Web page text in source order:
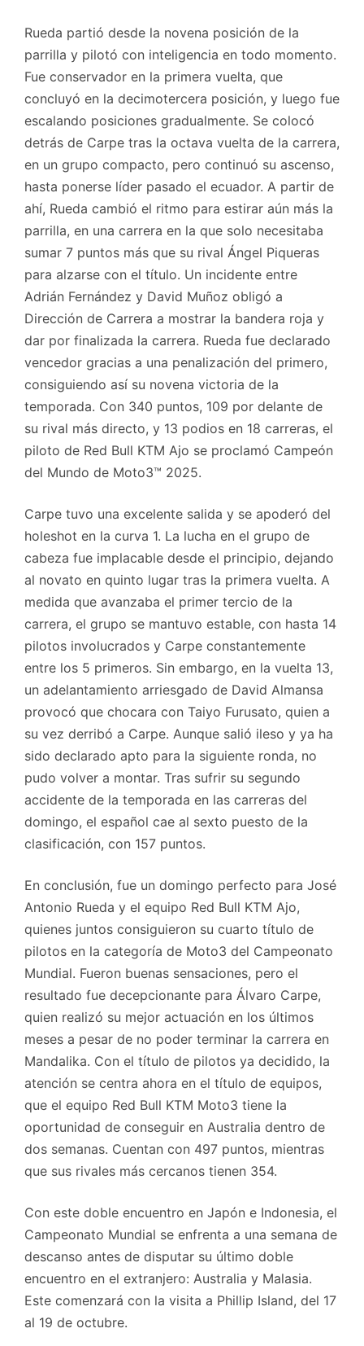
Rueda partió desde la novena posición de la
parrilla y pilotó con inteligencia en todo momento.
Fue conservador en la primera vuelta, que
concluyó en la decimotercera posición, y luego fue
escalando posiciones gradualmente. Se colocó
detrás de Carpe tras la octava vuelta de la carrera,
en un grupo compacto, pero continuó su ascenso,
hasta ponerse líder pasado el ecuador. A partir de
ahí, Rueda cambió el ritmo para estirar aún más la
parrilla, en una carrera en la que solo necesitaba
sumar 7 puntos más que su rival Ángel Piqueras
para alzarse con el título. Un incidente entre
Adrián Fernández y David Muñoz obligó a
Dirección de Carrera a mostrar la bandera roja y
dar por finalizada la carrera. Rueda fue declarado
vencedor gracias a una penalización del primero,
consiguiendo así su novena victoria de la
temporada. Con 340 puntos, 109 por delante de
su rival más directo, y 13 podios en 18 carreras, el
piloto de Red Bull KTM Ajo se proclamó Campeón
del Mundo de Moto3™ 2025.
Carpe tuvo una excelente salida y se apoderó del
holeshot en la curva 1. La lucha en el grupo de
cabeza fue implacable desde el principio, dejando
al novato en quinto lugar tras la primera vuelta. A
medida que avanzaba el primer tercio de la
carrera, el grupo se mantuvo estable, con hasta 14
pilotos involucrados y Carpe constantemente
entre los 5 primeros. Sin embargo, en la vuelta 13,
un adelantamiento arriesgado de David Almansa
provocó que chocara con Taiyo Furusato, quien a
su vez derribó a Carpe. Aunque salió ileso y ya ha
sido declarado apto para la siguiente ronda, no
pudo volver a montar. Tras sufrir su segundo
accidente de la temporada en las carreras del
domingo, el español cae al sexto puesto de la
clasificación, con 157 puntos.
En conclusión, fue un domingo perfecto para José
Antonio Rueda y el equipo Red Bull KTM Ajo,
quienes juntos consiguieron su cuarto título de
pilotos en la categoría de Moto3 del Campeonato
Mundial. Fueron buenas sensaciones, pero el
resultado fue decepcionante para Álvaro Carpe,
quien realizó su mejor actuación en los últimos
meses a pesar de no poder terminar la carrera en
Mandalika. Con el título de pilotos ya decidido, la
atención se centra ahora en el título de equipos,
que el equipo Red Bull KTM Moto3 tiene la
oportunidad de conseguir en Australia dentro de
dos semanas. Cuentan con 497 puntos, mientras
que sus rivales más cercanos tienen 354.
Con este doble encuentro en Japón e Indonesia, el
Campeonato Mundial se enfrenta a una semana de
descanso antes de disputar su último doble
encuentro en el extranjero: Australia y Malasia.
Este comenzará con la visita a Phillip Island, del 17
al 19 de octubre.